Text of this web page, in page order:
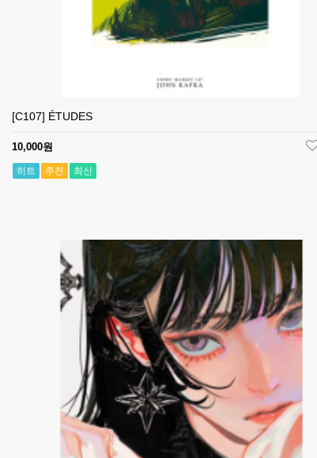
[C107] ÉTUDES
10,000원
히트 추천 최신